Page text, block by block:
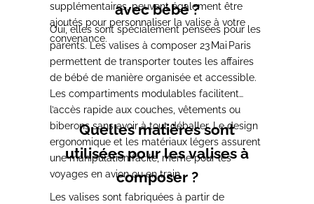
supplémentaires, peuvent également être
ajoutés pour personnaliser la valise à votre
convenance.
avec bébé ?
Oui, elles sont spécialement pensées pour les
parents. Les valises à composer 23 Mai Paris
permettent de transporter toutes les affaires
de bébé de manière organisée et accessible.
Les compartiments modulables facilitent
l’accès rapide aux couches, vêtements ou
biberons sans avoir à tout déballer. Le design
ergonomique et les matériaux légers assurent
une manipulation facile, même pour les
voyages en avion ou en train.
Quelles matières sont
utilisées pour les valises à
composer ?
Les valises sont fabriquées à partir de